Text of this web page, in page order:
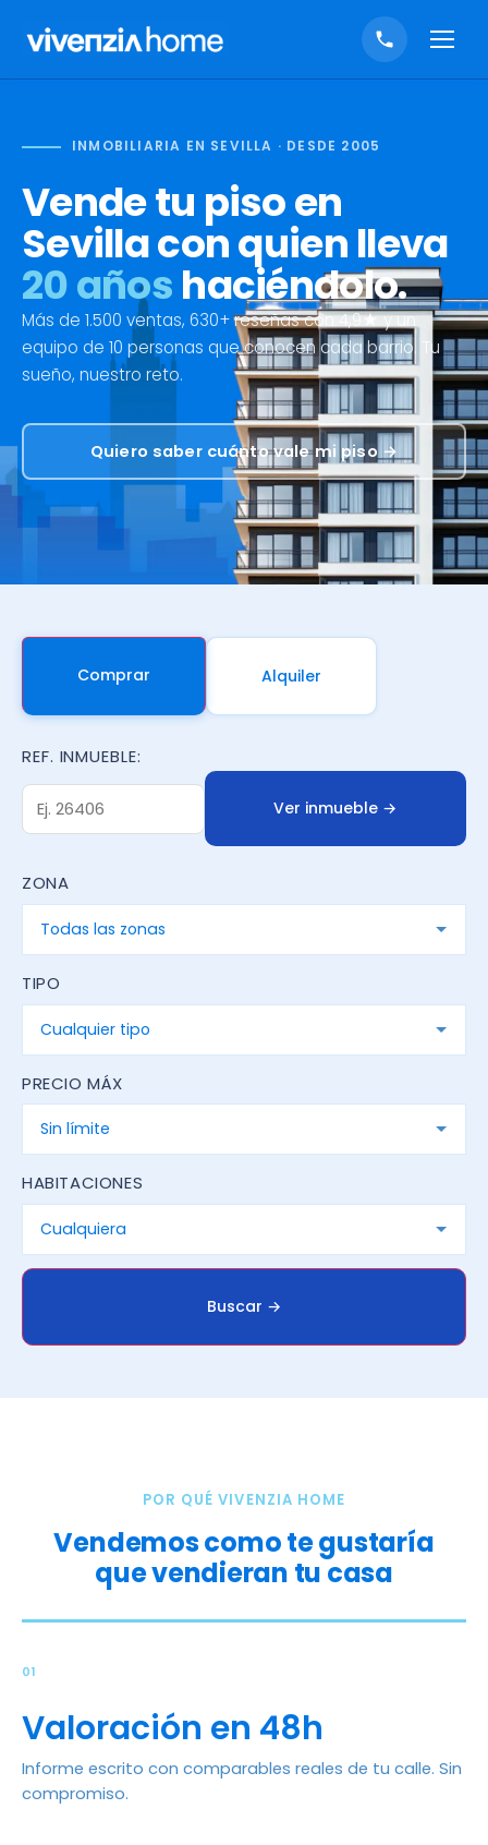
INMOBILIARIA EN SEVILLA · DESDE 2005
Vende tu piso en
Sevilla con quien lleva
20 añoshaciéndolo.
Más de 1.500 ventas, 630+ reseñas con 4,9★ y un
equipo de 10 personas que conocen cada barrio. Tu
sueño, nuestro reto.
Quiero saber cuánto vale mi piso →
Comprar Alquiler
REF. INMUEBLE:
Ver inmueble →
ZONA
TIPO
PRECIO MÁX
HABITACIONES
Buscar →
POR QUÉ VIVENZIA HOME
Vendemos como te gustaría
que vendieran tu casa
01
Valoración en 48h
Informe escrito con comparables reales de tu calle. Sin
compromiso.